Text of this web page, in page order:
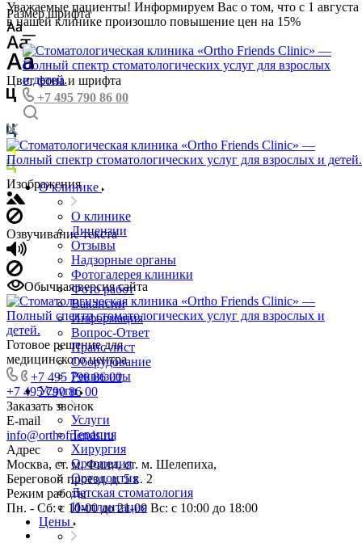
Размер шрифта
Цвет фона и шрифта
Изображения
Озвучивание текста
Обычная версия сайта
Готовое решение для
медицинского центра
+7 495 790 86 00
+7 495 790 86 00
Заказать звонок
E-mail
info@orthofriends.ru
Адрес
Москва, ст. м. Фили, ст. м. Шелепиха,
Береговой проезд, д. 5 к. 2
Режим работы
Пн. - Сб: с 10-00 до 21-00 Вс: c 10:00 до 18:00
Уважаемые пациенты! Информируем Вас о том, что с 1 августа
в нашей клинике произошло повышение цен на 15%
+7 495 790 86 00
О клинике
О клинике
Лицензии
Отзывы
Надзорные органы
Фотогалерея клиники
Фото работ
Вакансии
Информация
Вопрос-Ответ
Прайс-лист
Оборудование
Реквизиты
Услуги
Услуги
Терапия
Хирургия
Ортопедия
Ортодонтия
Детская стоматология
Имплантация
Цены